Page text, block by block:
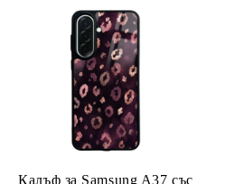
Калъф за Samsung A37 със